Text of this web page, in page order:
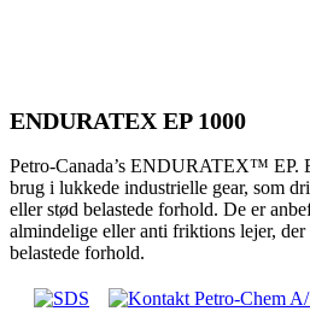
ENDURATEX EP 1000
Petro-Canada’s ENDURATEX™ EP.
brug i lukkede industrielle gear, som
eller stød belastede forhold. De er
almindelige eller anti friktions lejer,
belastede forhold.